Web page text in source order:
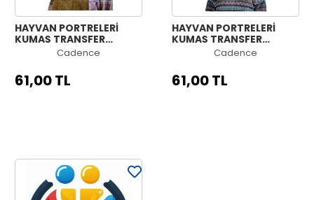
HAYVAN PORTRELERİ
KUMAŞ TRANSFER
KOLEKSİYONU PAFT-02
Cadence
61,00 TL
HAYVAN PORTRELERİ
KUMAŞ TRANSFER
KOLEKSİYONU PAFT-01
Cadence
61,00 TL